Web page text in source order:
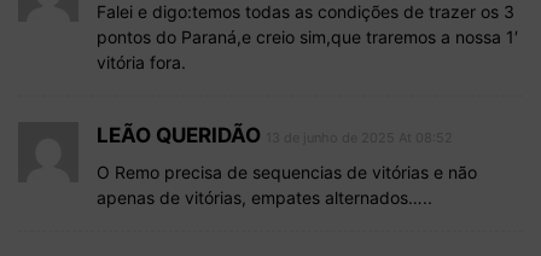
Falei e digo:temos todas as condições de trazer os 3
pontos do Paraná,e creio sim,que traremos a nossa 1′
vitória fora.
LEÃO QUERIDÃO
O Remo precisa de sequencias de vitórias e não
apenas de vitórias, empates alternados…..